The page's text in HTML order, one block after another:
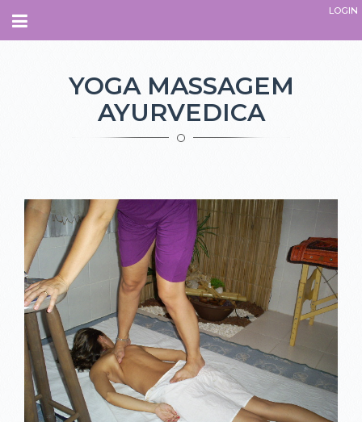
Navegação
LOGIN
PARCEIROS
ADMINISTRATIVO
INSTRUTORES
TERAPEUTAS
PROFESSORES
COLABORADORES
COMO CHEGAR
CURSOS
EVENTOS
YOGA MASSAGEM
AYURVEDICA